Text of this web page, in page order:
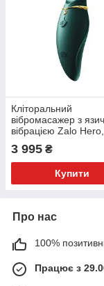
Кліторальний
вібромасажер з
вібрацією Zalo Hero,
3 995 ₴
Купити
Про нас
100%
Працює з